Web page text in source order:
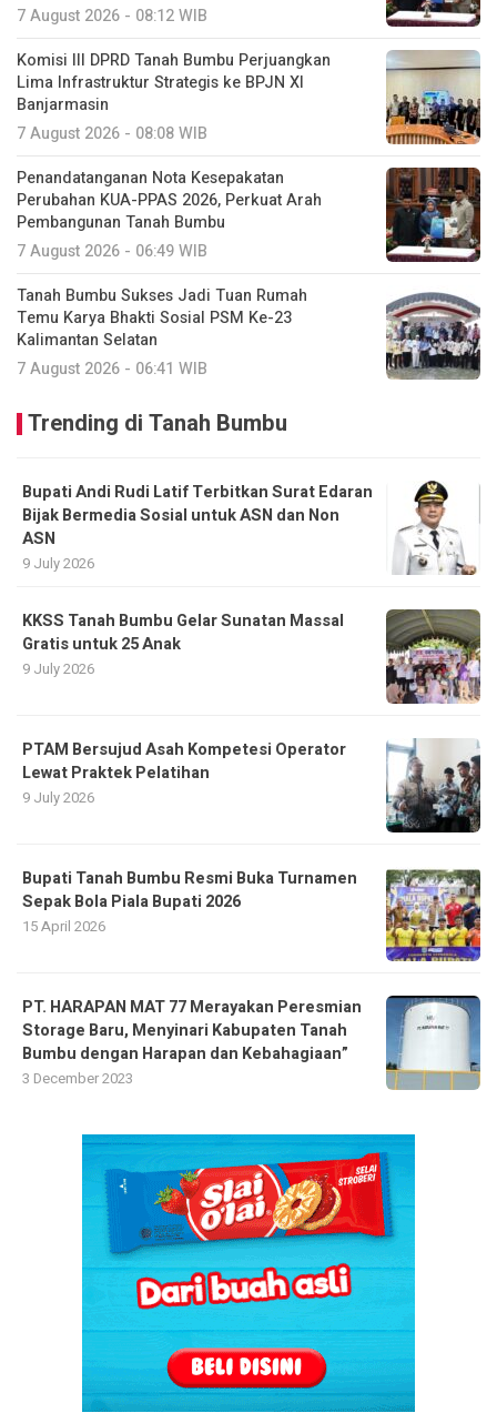
7 August 2026 - 08:12 WIB
Komisi III DPRD Tanah Bumbu Perjuangkan
Lima Infrastruktur Strategis ke BPJN XI
Banjarmasin
7 August 2026 - 08:08 WIB
Penandatanganan Nota Kesepakatan
Perubahan KUA-PPAS 2026, Perkuat Arah
Pembangunan Tanah Bumbu
7 August 2026 - 06:49 WIB
Tanah Bumbu Sukses Jadi Tuan Rumah
Temu Karya Bhakti Sosial PSM Ke-23
Kalimantan Selatan
7 August 2026 - 06:41 WIB
Trending di Tanah Bumbu
Bupati Andi Rudi Latif Terbitkan Surat Edaran
Bijak Bermedia Sosial untuk ASN dan Non
ASN
9 July 2026
KKSS Tanah Bumbu Gelar Sunatan Massal
Gratis untuk 25 Anak
9 July 2026
PTAM Bersujud Asah Kompetesi Operator
Lewat Praktek Pelatihan
9 July 2026
Bupati Tanah Bumbu Resmi Buka Turnamen
Sepak Bola Piala Bupati 2026
15 April 2026
PT. HARAPAN MAT 77 Merayakan Peresmian
Storage Baru, Menyinari Kabupaten Tanah
Bumbu dengan Harapan dan Kebahagiaan”
3 December 2023